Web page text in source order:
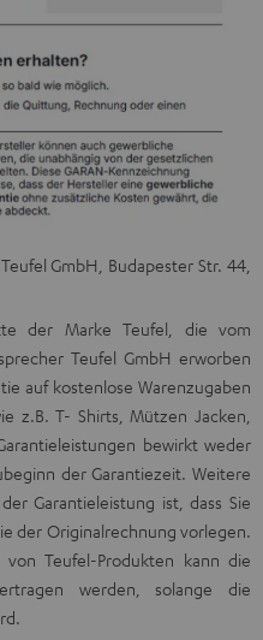
GmbH, Budapester Str. 44,
der Marke Teufel, die vom
Teufel GmbH erworben
auf kostenlose Warenzugaben
z.B. T- Shirts, Mützen Jacken,
bewirkt weder
der Garantiezeit. Weitere
Garantieleistung ist, dass Sie
der Originalrechnung vorlegen.
Teufel-Produkten kann die
werden, solange die